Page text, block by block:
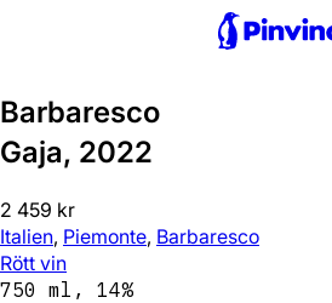
Barbaresco
Gaja, 2022
2 459 kr
Italien, Piemonte, Barbaresco
Rött vin
750 ml, 14%